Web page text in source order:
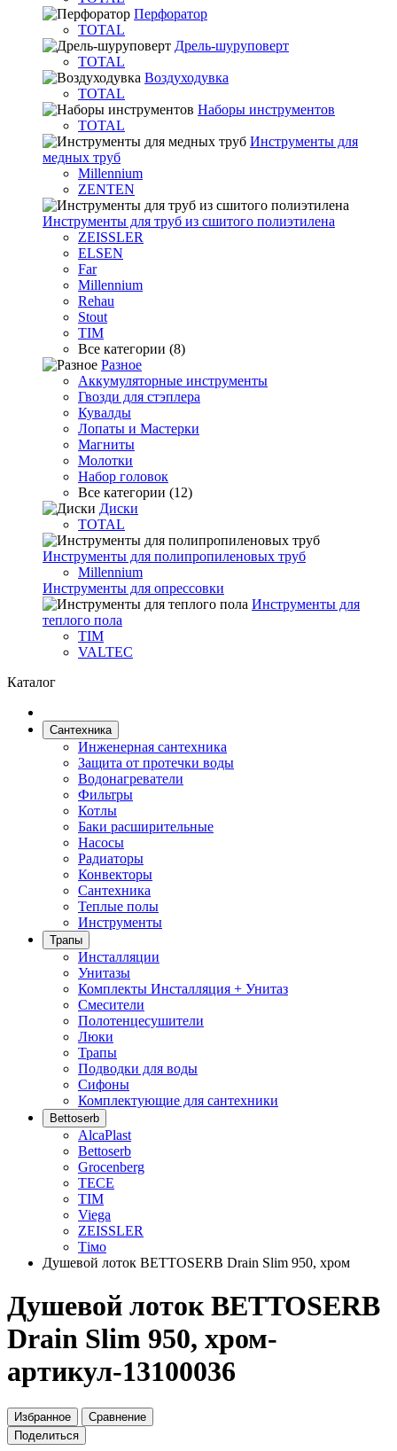
Перфоратор
TOTAL
Дрель-шуруповерт
TOTAL
Воздуходувка
TOTAL
Наборы инструментов
TOTAL
Инструменты для
медных труб
Millennium
ZENTEN
Инструменты для труб из сшитого полиэтилена
ZEISSLER
ELSEN
Far
Millennium
Rehau
Stout
TIM
Все категории (8)
Разное
Аккумуляторные инструменты
Гвозди для стэплера
Кувалды
Лопаты и Мастерки
Магниты
Молотки
Набор головок
Все категории (12)
Диски
TOTAL
Инструменты для полипропиленовых труб
Millennium
Инструменты для опрессовки
Инструменты для
теплого пола
TIM
VALTEC
Каталог
Сантехника
Инженерная сантехника
Защита от протечки воды
Водонагреватели
Фильтры
Котлы
Баки расширительные
Насосы
Радиаторы
Конвекторы
Сантехника
Теплые полы
Инструменты
Трапы
Инсталляции
Унитазы
Комплекты Инсталляция + Унитаз
Смесители
Полотенцесушители
Люки
Трапы
Подводки для воды
Сифоны
Комплектующие для сантехники
Bettoserb
AlcaPlast
Bettoserb
Grocenberg
TECE
TIM
Viega
ZEISSLER
Тiмо
Душевой лоток BETTOSERB Drain Slim 950, хром
Душевой лоток BETTOSERB
Drain Slim 950, хром-
артикул-13100036
Избранное
Сравнение
Поделиться